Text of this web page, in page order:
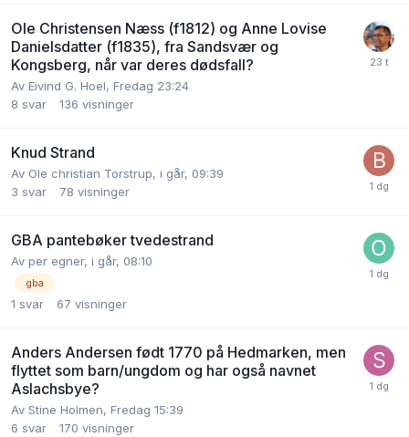
Ole Christensen Næss (f1812) og Anne Lovise
Danielsdatter (f1835), fra Sandsvær og
Kongsberg, når var deres dødsfall?
Av Eivind G. Hoel, Fredag 23:24
8 svar 136 visninger
Knud Strand
Av Ole christian Torstrup, i går, 09:39
3 svar 78 visninger
GBA pantebøker tvedestrand
Av per egner, i går, 08:10
gba
1 svar 67 visninger
Anders Andersen født 1770 på Hedmarken, men
flyttet som barn/ungdom og har også navnet
Aslachsbye?
Av Stine Holmen, Fredag 15:39
6 svar 170 visninger